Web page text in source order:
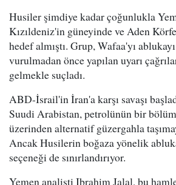
Husiler şimdiye kadar çoğunlukla
Kızıldeniz'in güneyinde ve Aden
hedef almıştı. Grup, Wafaa'yı
vurulmadan önce yapılan uyarı
gelmekle suçladı.
ABD-İsrail'in İran'a karşı savaşı
Suudi Arabistan, petrolünün bir
üzerinden alternatif güzergahla
Ancak Husilerin boğaza yönelik
seçeneği de sınırlandırıyor.
Yemen analisti Ibrahim Jalal, bu